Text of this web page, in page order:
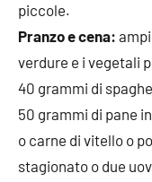
piccole.
Pranzo e cena:
verdure e i vegetali
40 grammi di
50 grammi di pane
o carne di vitello o
stagionato o due